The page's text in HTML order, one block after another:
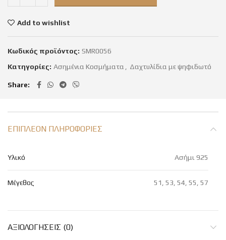
Add to wishlist
Κωδικός προϊόντος: SMR0056
Κατηγορίες: Ασημένια Κοσμήματα Δαχτυλίδια με ψηφιδωτό
Share
ΕΠΙΠΛΈΟΝ ΠΛΗΡΟΦΟΡΊΕΣ
Υλικό Ασήμι 925
Μέγεθος 51, 53, 54, 55, 57
ΑΞΙΟΛΟΓΉΣΕΙΣ (0)